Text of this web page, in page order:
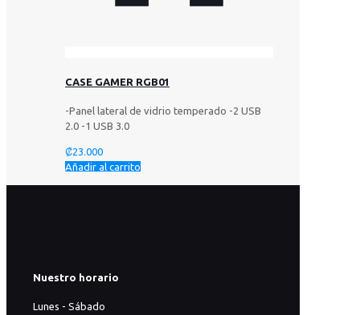
CASE GAMER RGB01
-Panel lateral de vidrio temperado -2 USB
2.0 -1 USB 3.0
₡23.000
Añadir al carrito
Nuestro horario
Lunes - Sábado